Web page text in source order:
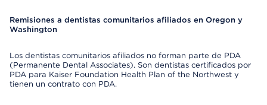
Remisiones a dentistas comunitarios afiliados en Oregon y
Washington
Los dentistas comunitarios afiliados no forman parte de PDA
(Permanente Dental Associates). Son dentistas certificados por
PDA para Kaiser Foundation Health Plan of the Northwest y
tienen un contrato con PDA.